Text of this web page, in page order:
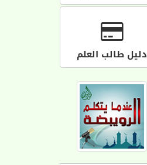
دليل طالب العلم